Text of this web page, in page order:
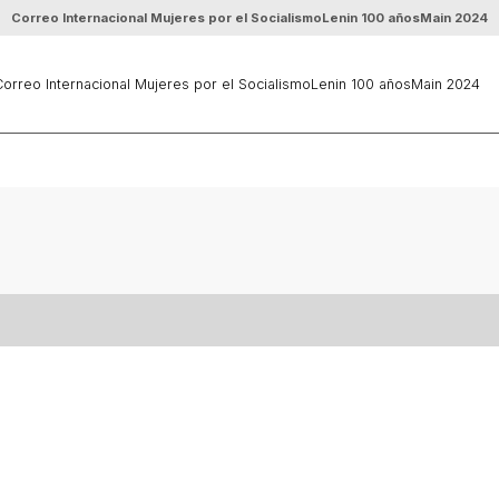
Correo Internacional Mujeres por el SocialismoLenin 100 añosMain 2024
Internacional Mujeres por el SocialismoLenin 100 añosMain 2024